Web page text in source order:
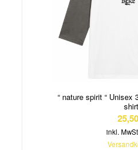
“ nature spirit “ Unisex
shirt
25,50
inkl.